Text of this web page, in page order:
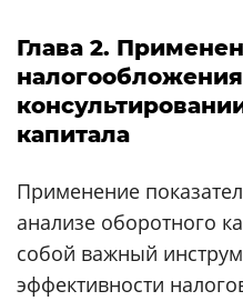
Глава 2.
капитала
Применение
анализе оборотного
собой важный
эффективности